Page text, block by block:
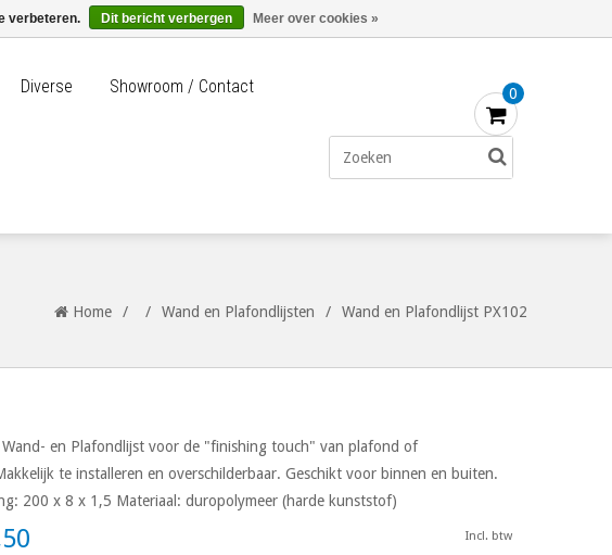
Merken Bestellen - €0,00
Diverse Showroom / Contact 0
Home / / Wand en Plafondlijsten / Wand en Plafondlijst PX102
Wand- en Plafondlijst voor de "finishing touch" van plafond of
te installeren en overschilderbaar. Geschikt voor binnen en buiten.
200 x 8 x 1,5 Materiaal: duropolymeer (harde kunststof)
Incl. btw
verbeteren. Dit bericht verbergen Meer over cookies »